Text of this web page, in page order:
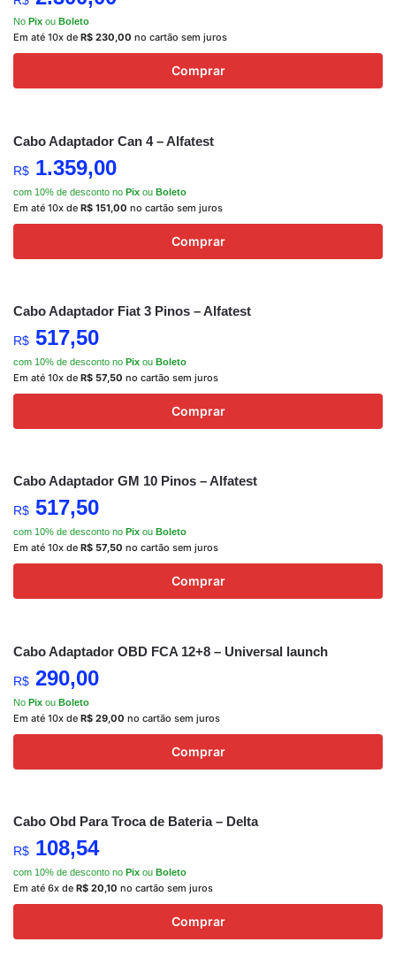
No Pix ou Boleto
Em até 10x de R$ 230,00 no cartão sem juros
Comprar
Cabo Adaptador Can 4 – Alfatest
R$ 1.359,00
com 10% de desconto no Pix ou Boleto
Em até 10x de R$ 151,00 no cartão sem juros
Comprar
Cabo Adaptador Fiat 3 Pinos – Alfatest
R$ 517,50
com 10% de desconto no Pix ou Boleto
Em até 10x de R$ 57,50 no cartão sem juros
Comprar
Cabo Adaptador GM 10 Pinos – Alfatest
R$ 517,50
com 10% de desconto no Pix ou Boleto
Em até 10x de R$ 57,50 no cartão sem juros
Comprar
Cabo Adaptador OBD FCA 12+8 – Universal launch
R$ 290,00
No Pix ou Boleto
Em até 10x de R$ 29,00 no cartão sem juros
Comprar
Cabo Obd Para Troca de Bateria – Delta
R$ 108,54
com 10% de desconto no Pix ou Boleto
Em até 6x de R$ 20,10 no cartão sem juros
Comprar